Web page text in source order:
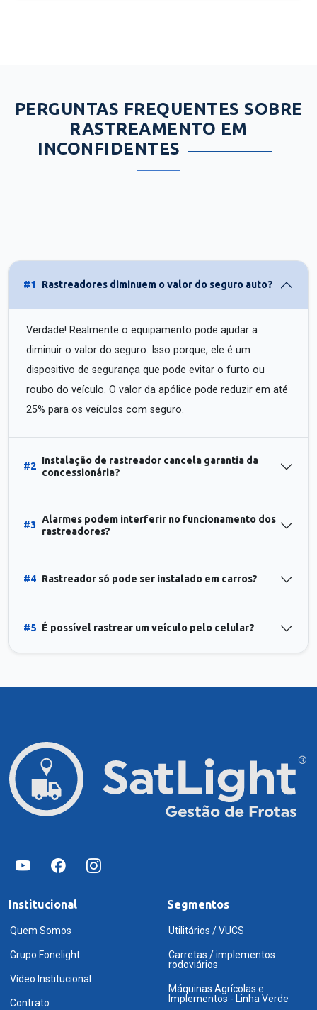
PERGUNTAS FREQUENTES SOBRE
RASTREAMENTO EM
INCONFIDENTES
#1 Rastreadores diminuem o valor do seguro auto?
Verdade! Realmente o equipamento pode ajudar a
diminuir o valor do seguro. Isso porque, ele é um
dispositivo de segurança que pode evitar o furto ou
roubo do veículo. O valor da apólice pode reduzir em até
25% para os veículos com seguro.
#2
Instalação de rastreador cancela garantia da
concessionária?
#3
Alarmes podem interferir no funcionamento dos
rastreadores?
#4 Rastreador só pode ser instalado em carros?
#5 É possível rastrear um veículo pelo celular?
Institucional
Quem Somos
Grupo Fonelight
Vídeo Institucional
Contrato
Segmentos
Utilitários / VUCS
Carretas / implementos
rodoviários
Máquinas Agrícolas e
Implementos - Linha Verde